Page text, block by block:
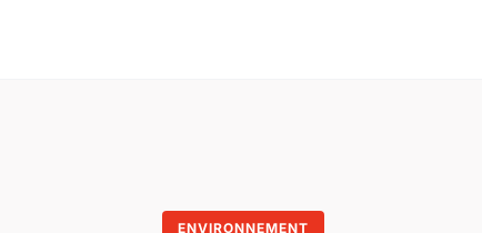
ENVIRONNEMENT